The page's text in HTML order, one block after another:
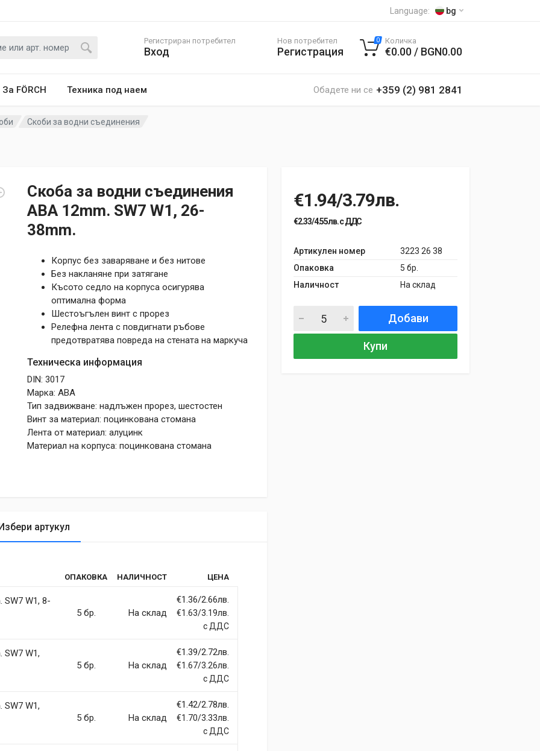
Language: bg
За FÖRCH Техника под наем Обадете ни се +359 (2) 981 2841
Регистриран потребител
Вход
Нов потребител
Регистрация
0 Количка
€0.00 / BGN0.00
Скоби за водни съединения
Скоба за водни съединения
ABA 12mm. SW7 W1, 26-
38mm.
Корпус без заваряване и без нитове
Без накланяне при затягане
Късото седло на корпуса осигурява
оптимална форма
Шестоъгълен винт с прорез
Релефна лента с повдигнати ръбове
предотвратява повреда на стената на маркуча
Техническа информация
DIN: 3017
Марка: ABA
Тип задвижване: надлъжен прорез, шестостен
Винт за материал: поцинкована стомана
Лента от материал: алуцинк
Материал на корпуса: поцинкована стомана
€1.94/3.79лв.
€2.33/4.55лв. с ДДС
Артикулен номер
3223 26 38
Опаковка
5 бр.
Наличност
На склад
Добави
Купи
артукул
vitae sodales in, maximus ut lectus. Vivamus commodo
eget tincidunt ex semper sit amet. Nullam neque justo, sodales
et fringilla facilisis. Nam maximus consectetur diam. Nulla
ОПАКОВКА НАЛИЧНОСТ ЦЕНА
W1, 8-
5 бр. На склад
€1.36/2.66лв.
€1.63/3.19лв.
с ДДС
W1,
5 бр. На склад
€1.39/2.72лв.
€1.67/3.26лв.
с ДДС
W1,
5 бр. На склад
€1.42/2.78лв.
€1.70/3.33лв.
с ДДС